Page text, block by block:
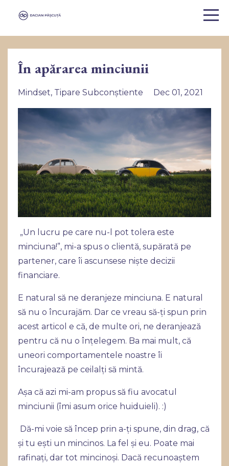
În apărarea minciunii
Mindset Tipare Subconștiente Dec 01, 2021
„Un lucru pe care nu-l pot tolera este
minciuna!”, mi-a spus o clientă, supărată pe
partener, care îi ascunsese niște decizii
financiare.
E natural să ne deranjeze minciuna. E natural
să nu o încurajăm. Dar ce vreau să-ți spun prin
acest articol e că, de multe ori, ne deranjează
pentru că nu o înțelegem. Ba mai mult, că
uneori comportamentele noastre îi
încurajează pe ceilalți să mintă.
Așa că azi mi-am propus să fiu avocatul
minciunii (îmi asum orice huiduieli). :)
Dă-mi voie să încep prin a-ți spune, din drag, că
și tu ești un mincinos. La fel și eu. Poate mai
rafinați, dar tot mincinoși. Dacă recunoaștem